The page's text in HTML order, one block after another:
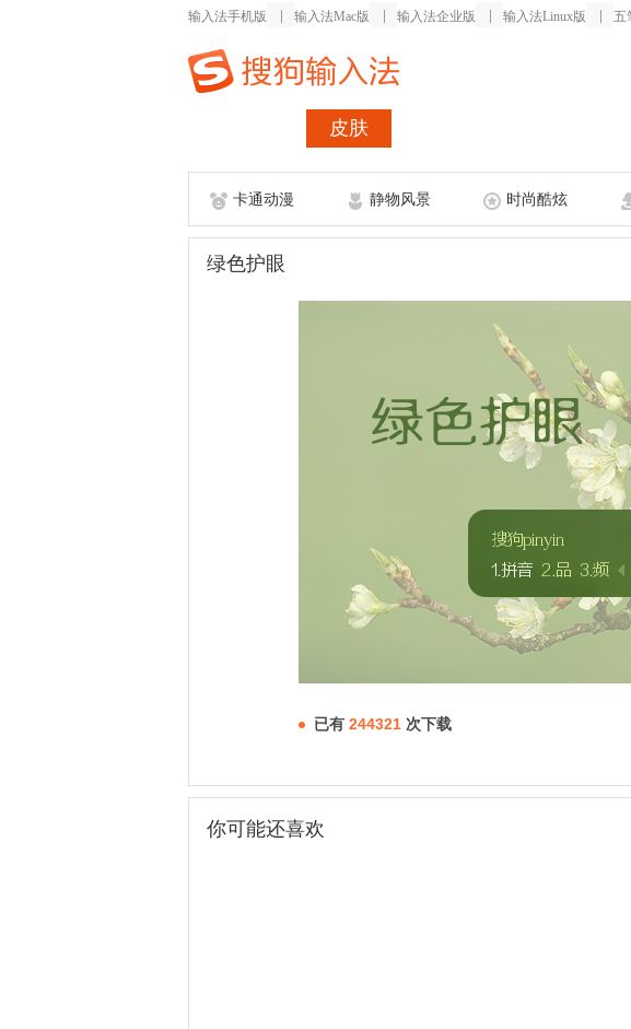
输入法手机版 输入法Mac版 输入法企业版 输入法Linux版 五
皮肤
卡通动漫 静物风景 时尚酷炫
绿色护眼
已有 244321 次下载
你可能还喜欢